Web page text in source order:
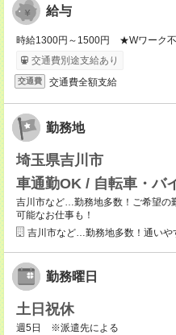
給与
時給1300円～1500円 ★Wワーク
交通費別途支給あり
交通費 交通費全額支給
勤務地
埼玉県吉川市
車通勤OK / 自転車・バ
吉川市など…勤務地多数！ご希望
可能なお仕事も！
吉川市など…勤務地多数！通いや
勤務曜日
土日祝休
週5日 ※派遣先による